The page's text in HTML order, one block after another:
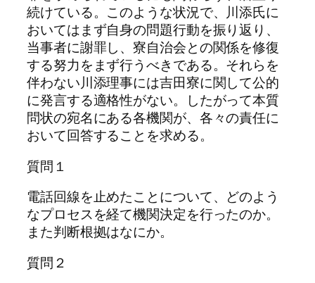
続けている。このような状況で、川添氏に
おいてはまず自身の問題行動を振り返り、
当事者に謝罪し、寮自治会との関係を修復
する努力をまず行うべきである。それらを
伴わない川添理事には吉田寮に関して公的
に発言する適格性がない。したがって本質
問状の宛名にある各機関が、各々の責任に
おいて回答することを求める。
質問１
電話回線を止めたことについて、どのよう
なプロセスを経て機関決定を行ったのか。
また判断根拠はなにか。
質問２